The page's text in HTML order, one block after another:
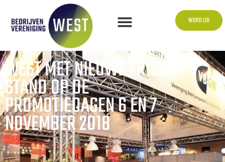
WORD LID
WEST MET NIEUWE FRISSE
STAND OP DE
PROMOTIEDAGEN 6 EN 7
NOVEMBER 2018